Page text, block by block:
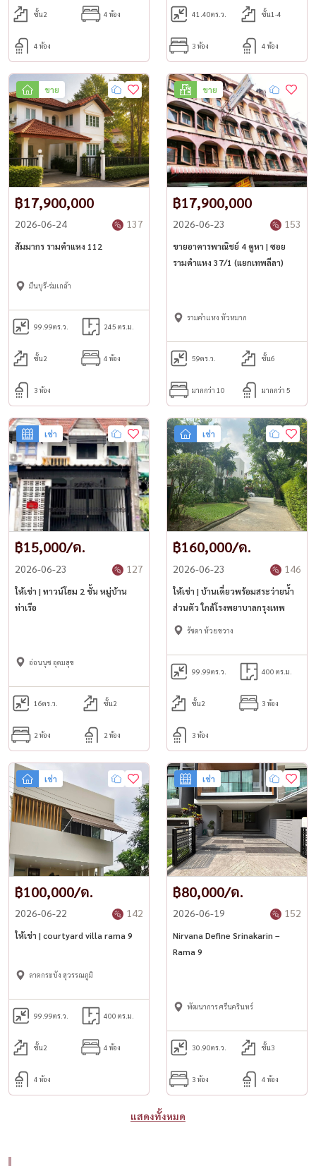
สะดวกระดับพรีเมียม และบริการ Shuttle Service ไปยังจุดสำคัญ
เหมาะสำหรับการอยู่อาศัยของครอบครัวและชาวต่างชาติ
สนใจนัดชม
📞 Call / WhatsApp: +66 (0)90-993-5832
💬 LINE: @housewa
✉️ Email: Namthip@housewathailand.com
🌐 Website: www.housewathailand.com
📘 Facebook: Housewa Asset
#GPGrandeTower #สุขุมวิท23 #คอนโดอโศก #คอนโดให้เช่า
#PetFriendly #คอนโดเลี้ยงสัตว์ได้ #คอนโดหรู #HousewaThailand
ชั้น2 4 ห้อง
4 ห้อง
41.40ตร.ว. ชั้น1-4
3 ห้อง 4 ห้อง
ขาย
฿17,900,000
2026-06-24 137
สัมมากร รามคำแหง 112
มีนบุรี-ร่มเกล้า
99.99ตร.ว. 245 ตร.ม.
ชั้น2 4 ห้อง
3 ห้อง
ขาย
฿17,900,000
2026-06-23 153
ขายอาคารพาณิชย์ 4 คูหา | ซอย
รามคำแหง 37/1 (แยกเทพลีลา)
รามคำแหง หัวหมาก
59ตร.ว. ชั้น6
มากกว่า 10 มากกว่า 5
เช่า
฿15,000/ด.
2026-06-23 127
ให้เช่า | ทาวน์โฮม 2 ชั้น หมู่บ้าน
ท่าเรือ
อ่อนนุช อุดมสุข
16ตร.ว. ชั้น2
2 ห้อง 2 ห้อง
เช่า
฿160,000/ด.
2026-06-23 146
ให้เช่า | บ้านเดี่ยวพร้อมสระว่ายน้ำ
ส่วนตัว ใกล้โรงพยาบาลกรุงเทพ
รัชดา ห้วยขวาง
99.99ตร.ว. 400 ตร.ม.
ชั้น2 3 ห้อง
3 ห้อง
เช่า
฿100,000/ด.
2026-06-22 142
ให้เช่า | courtyard villa rama 9
ลาดกระบัง สุวรรณภูมิ
99.99ตร.ว. 400 ตร.ม.
ชั้น2 4 ห้อง
4 ห้อง
เช่า
฿80,000/ด.
2026-06-19 152
Nirvana Define Srinakarin –
Rama 9
พัฒนาการ ศรีนครินทร์
30.90ตร.ว. ชั้น3
3 ห้อง 4 ห้อง
แสดงทั้งหมด